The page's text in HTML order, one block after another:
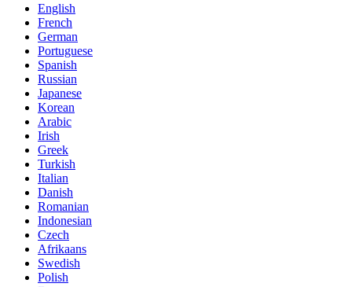
English
French
German
Portuguese
Spanish
Russian
Japanese
Korean
Arabic
Irish
Greek
Turkish
Italian
Danish
Romanian
Indonesian
Czech
Afrikaans
Swedish
Polish